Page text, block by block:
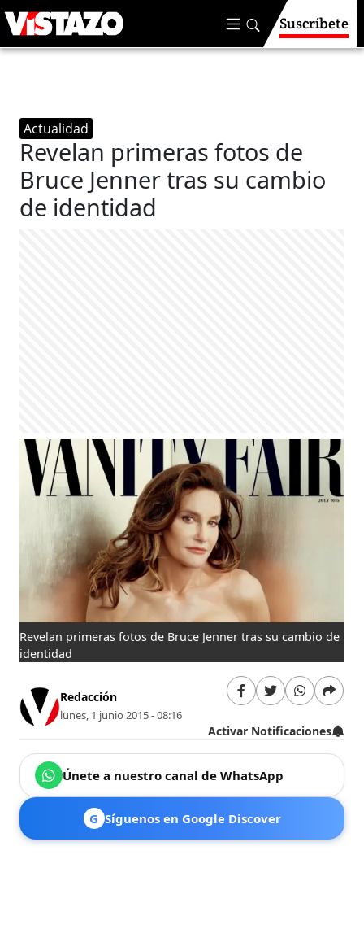
Suscríbete
Actualidad
Revelan primeras fotos de
Bruce Jenner tras su cambio
de identidad
Revelan primeras fotos de Bruce Jenner tras su cambio de
identidad
Redacción
lunes, 1 junio 2015 - 08:16
Activar Notificaciones
Únete a nuestro canal de WhatsApp
G Síguenos en Google Discover